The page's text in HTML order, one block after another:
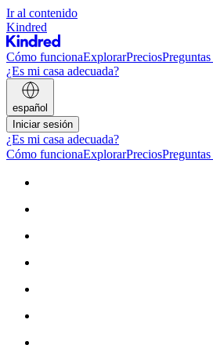
Ir al contenido
Kindred
Cómo funcionaExplorarPrecios
¿Es mi casa adecuada?
español
Iniciar sesión
¿Es mi casa adecuada?
Cómo funcionaExplorarPrecios